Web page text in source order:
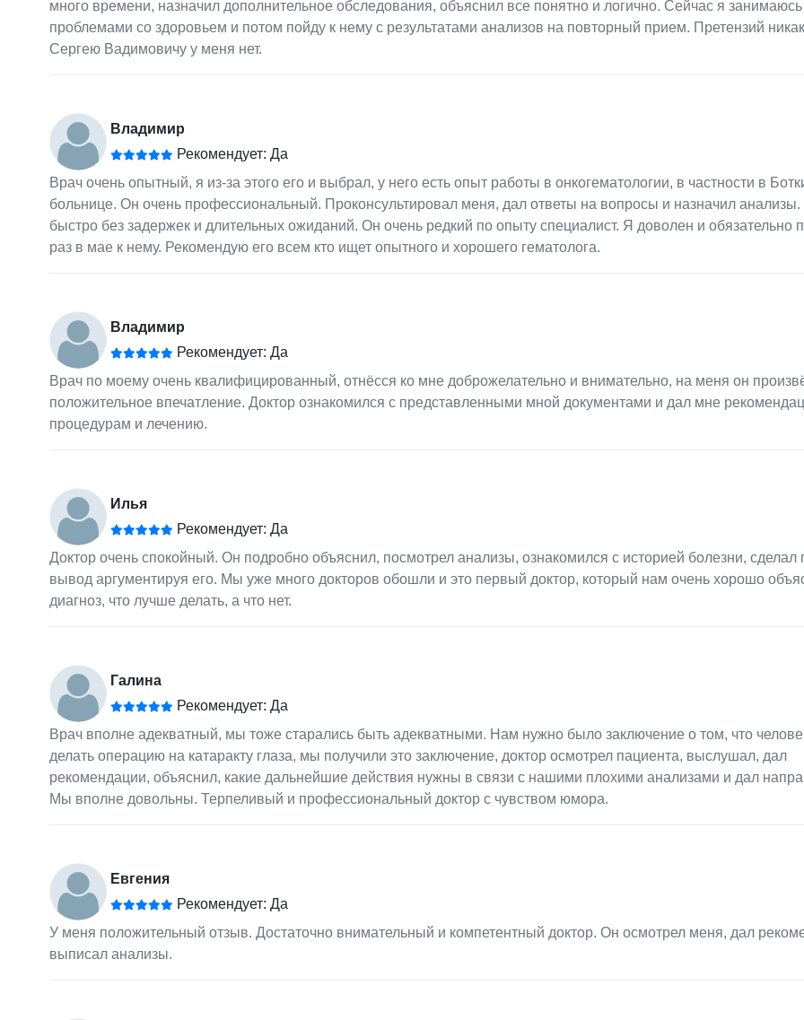
много времени, назначил дополнительное обследования, объяснил все понятно и логично. Сейчас я
проблемами со здоровьем и потом пойду к нему с результатами анализов на повторный прием. Претензий
Сергею Вадимовичу у меня нет.
Владимир
Рекомендует: Да
Врач очень опытный, я из-за этого его и выбрал, у него есть опыт работы в онкогематологии, в частности в
больнице. Он очень профессиональный. Проконсультировал меня, дал ответы на вопросы и назначил
быстро без задержек и длительных ожиданий. Он очень редкий по опыту специалист. Я доволен и обязательно
раз в мае к нему. Рекомендую его всем кто ищет опытного и хорошего гематолога.
Владимир
Рекомендует: Да
Врач по моему очень квалифицированный, отнёсся ко мне доброжелательно и внимательно, на меня он
положительное впечатление. Доктор ознакомился с представленными мной документами и дал мне
процедурам и лечению.
Илья
Рекомендует: Да
Доктор очень спокойный. Он подробно объяснил, посмотрел анализы, ознакомился с историей болезни, сделал
вывод аргументируя его. Мы уже много докторов обошли и это первый доктор, который нам очень хорошо
диагноз, что лучше делать, а что нет.
Галина
Рекомендует: Да
Врач вполне адекватный, мы тоже старались быть адекватными. Нам нужно было заключение о том, что
делать операцию на катаракту глаза, мы получили это заключение, доктор осмотрел пациента, выслушал, дал
рекомендации, объяснил, какие дальнейшие действия нужны в связи с нашими плохими анализами и дал
Мы вполне довольны. Терпеливый и профессиональный доктор с чувством юмора.
Евгения
Рекомендует: Да
У меня положительный отзыв. Достаточно внимательный и компетентный доктор. Он осмотрел меня, дал
выписал анализы.